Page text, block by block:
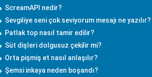
ScreamAPI nedir?
Sevgiliye seni çok seviyorum mesajı ne yazılır?
Patlak top nasıl tamir edilir?
Süt dişleri dolgusuz çekilir mi?
Orta pişmiş et nasıl anlaşılır?
Şemsi inkaya neden boşandı?